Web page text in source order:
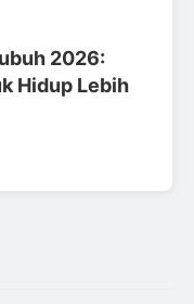
2026:
Hidup Lebih